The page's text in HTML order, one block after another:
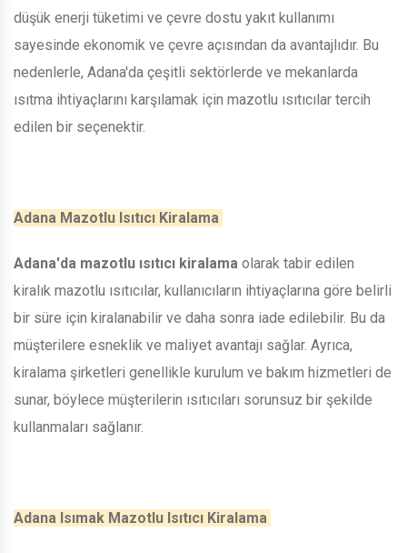
düşük enerji tüketimi ve çevre dostu yakıt kullanımı
sayesinde ekonomik ve çevre açısından da avantajlıdır. Bu
nedenlerle, Adana'da çeşitli sektörlerde ve mekanlarda
ısıtma ihtiyaçlarını karşılamak için mazotlu ısıtıcılar tercih
edilen bir seçenektir.
Adana Mazotlu Isıtıcı Kiralama
Adana'da mazotlu ısıtıcı kiralama olarak tabir edilen
kiralık mazotlu ısıtıcılar, kullanıcıların ihtiyaçlarına göre belirli
bir süre için kiralanabilir ve daha sonra iade edilebilir. Bu da
müşterilere esneklik ve maliyet avantajı sağlar. Ayrıca,
kiralama şirketleri genellikle kurulum ve bakım hizmetleri de
sunar, böylece müşterilerin ısıtıcıları sorunsuz bir şekilde
kullanmaları sağlanır.
Adana Isımak Mazotlu Isıtıcı Kiralama